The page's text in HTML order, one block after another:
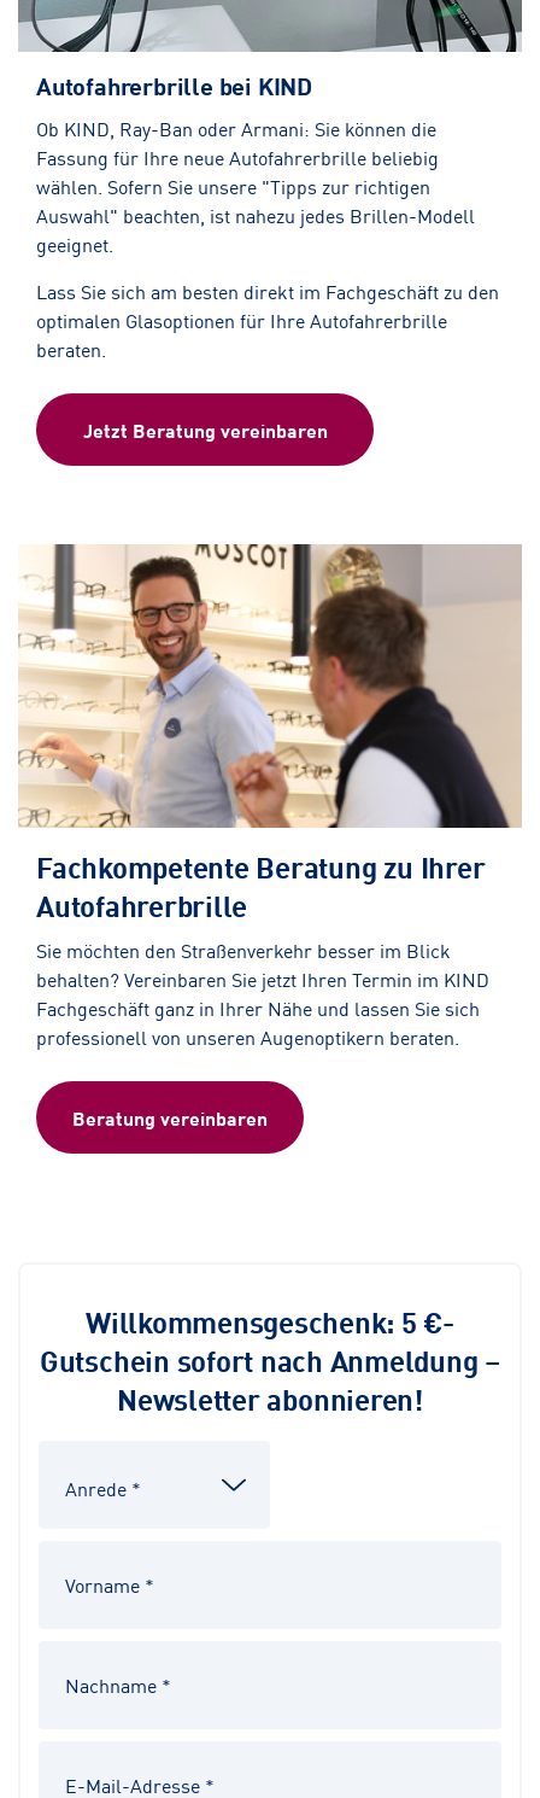
Autofahrerbrille bei KIND
Ob KIND, Ray-Ban oder Armani: Sie können die
Fassung für Ihre neue Autofahrerbrille beliebig
wählen. Sofern Sie unsere "Tipps zur richtigen
Auswahl" beachten, ist nahezu jedes Brillen-Modell
geeignet.
Lass Sie sich am besten direkt im Fachgeschäft zu den
optimalen Glasoptionen für Ihre Autofahrerbrille
beraten.
Jetzt Beratung vereinbaren
Fachkompetente Beratung zu Ihrer
Autofahrerbrille
Sie möchten den Straßenverkehr besser im Blick
behalten? Vereinbaren Sie jetzt Ihren Termin im KIND
Fachgeschäft ganz in Ihrer Nähe und lassen Sie sich
professionell von unseren Augenoptikern beraten.
Beratung vereinbaren
Willkommensgeschenk: 5 €-
Gutschein sofort nach Anmeldung –
Newsletter abonnieren!